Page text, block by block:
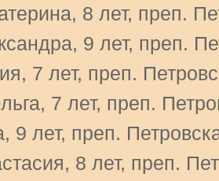
8 лет, преп.
9 лет, преп.
7 лет, преп.
7 лет, преп.
9 лет, преп.
8 лет, преп.